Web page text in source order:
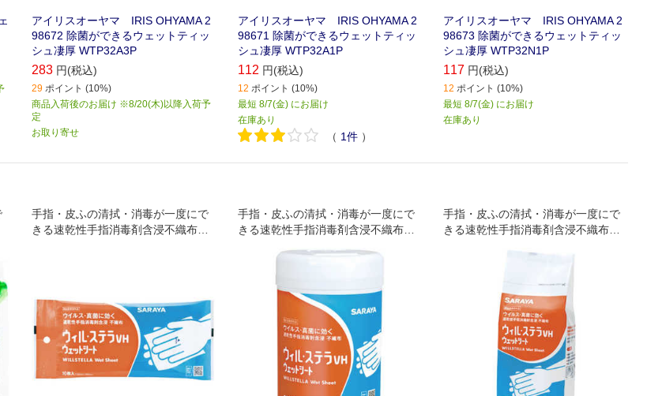
アイリスオーヤマ IRIS OHYAMA 2
98672 除菌ができるウェットティッ
シュ凄厚 WTP32A3P
283 円(税込)
29 ポイント (10%)
商品入荷後のお届け ※8/20(木)以降入荷予
定
お取り寄せ
アイリスオーヤマ IRIS OHYAMA 2
98671 除菌ができるウェットティッ
シュ凄厚 WTP32A1P
112 円(税込)
12 ポイント (10%)
最短 8/7(金) にお届け
在庫あり
（ 1件 ）
アイリスオーヤマ IRIS OHYAMA 2
98673 除菌ができるウェットティッ
シュ凄厚 WTP32N1P
117 円(税込)
12 ポイント (10%)
最短 8/7(金) にお届け
在庫あり
手指・皮ふの清拭・消毒が一度にで
きる速乾性手指消毒剤含浸不織布で
手指・皮ふの清拭・消毒が一度にで
きる速乾性手指消毒剤含浸不織布で
手指・皮ふの清拭・消毒が一度にで
きる速乾性手指消毒剤含浸不織布で